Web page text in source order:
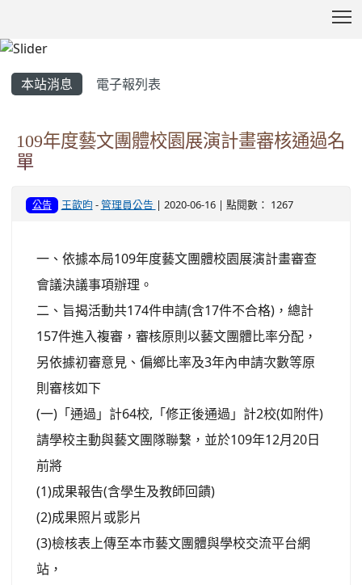
本站消息 電子報列表
109年度藝文團體校園展演計畫審核通過名
單
公告 王歆昀 -管理員公告 | 2020-06-16 | 點閱數： 1267
一、依據本局109年度藝文團體校園展演計畫審查
會議決議事項辦理。
二、旨揭活動共174件申請(含17件不合格)，總計
157件進入複審，審核原則以藝文團體比率分配，
另依據初審意見、偏鄉比率及3年內申請次數等原
則審核如下
(一)「通過」計64校,「修正後通過」計2校(如附件)
請學校主動與藝文團隊聯繫，並於109年12月20日
前將
(1)成果報告(含學生及教師回饋)
(2)成果照片或影片
(3)檢核表上傳至本市藝文團體與學校交流平台網
站，